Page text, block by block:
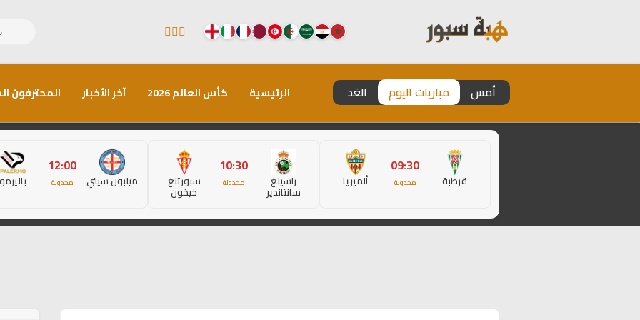
أمس مباريات اليوم الغد الرئيسية كأس العالم 2026 آخر الأخبار المحترفون
قرطبة
09:30
مجدولة ألميريا راسينغ
سانتاندير
10:30
مجدولة سبورتنغ
خيخون
ميلبون سيتي
12:00
مجدولة باليرمو